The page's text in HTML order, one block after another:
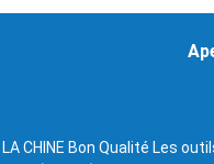
| LA CHINE Bon Qualité Les